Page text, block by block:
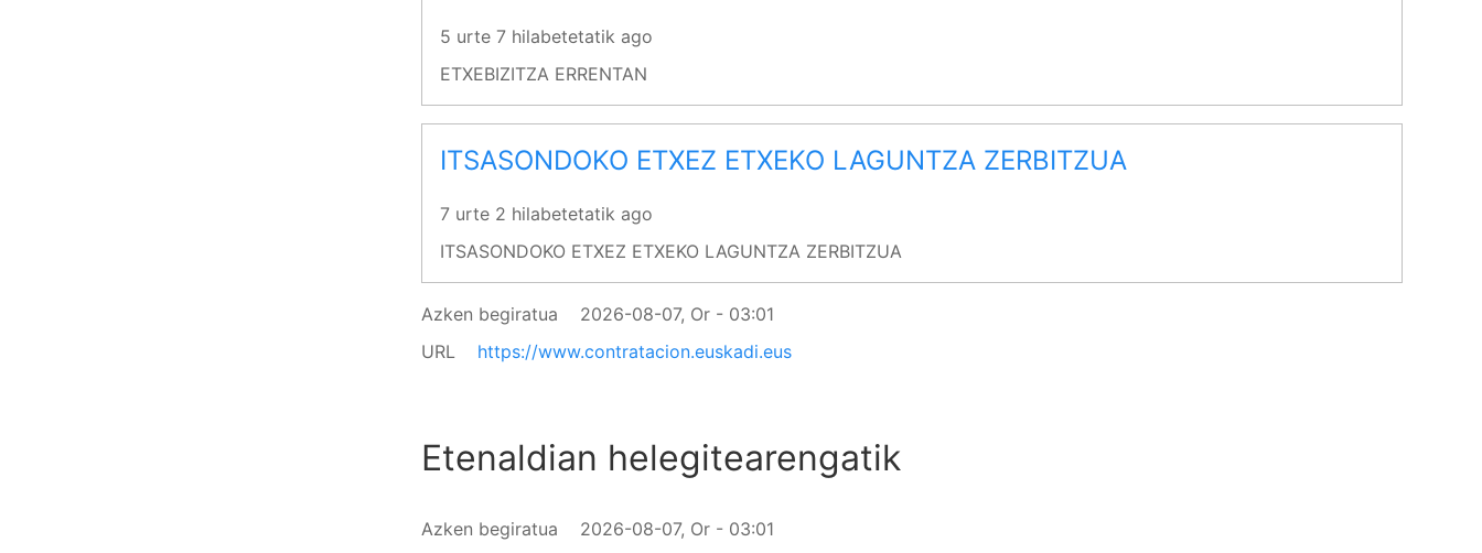
5 urte 7 hilabetetatik ago
ETXEBIZITZA ERRENTAN
ITSASONDOKO ETXEZ ETXEKO LAGUNTZA ZERBITZUA
7 urte 2 hilabetetatik ago
ITSASONDOKO ETXEZ ETXEKO LAGUNTZA ZERBITZUA
Azken begiratua
2026-08-07, Or - 03:01
URL
https://www.contratacion.euskadi.eus
Etenaldian helegitearengatik
Azken begiratua
2026-08-07, Or - 03:01